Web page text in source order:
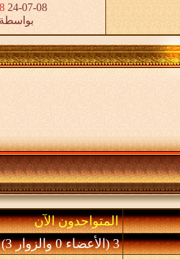
24-07-08
بواسطة
المتواجدون الآن
3 (الأعضاء 0 والزوار 3)